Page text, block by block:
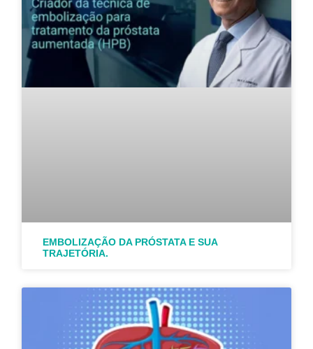
EMBOLIZAÇÃO DA PRÓSTATA E SUA
TRAJETÓRIA.